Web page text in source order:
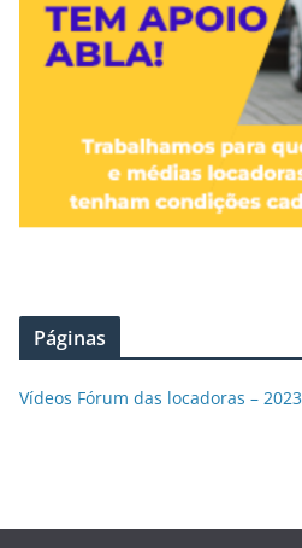
Páginas
Vídeos Fórum das locadoras – 2023